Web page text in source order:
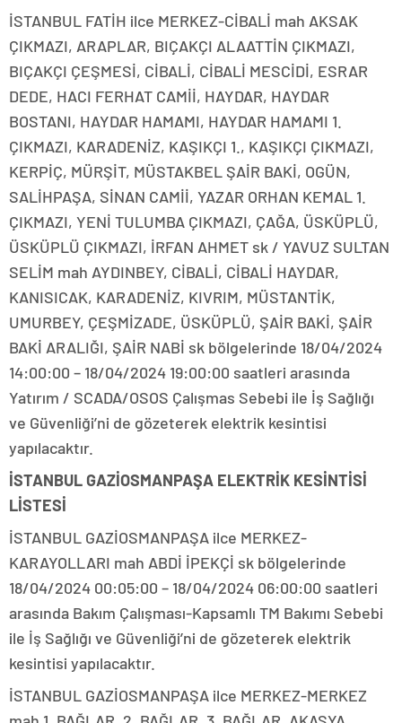
İSTANBUL FATİH ilce MERKEZ-CİBALİ mah AKSAK
ÇIKMAZI, ARAPLAR, BIÇAKÇI ALAATTİN ÇIKMAZI,
BIÇAKÇI ÇEŞMESİ, CİBALİ, CİBALİ MESCİDİ, ESRAR
DEDE, HACI FERHAT CAMİİ, HAYDAR, HAYDAR
BOSTANI, HAYDAR HAMAMI, HAYDAR HAMAMI 1.
ÇIKMAZI, KARADENİZ, KAŞIKÇI 1., KAŞIKÇI ÇIKMAZI,
KERPİÇ, MÜRŞİT, MÜSTAKBEL ŞAİR BAKİ, OGÜN,
SALİHPAŞA, SİNAN CAMİİ, YAZAR ORHAN KEMAL 1.
ÇIKMAZI, YENİ TULUMBA ÇIKMAZI, ÇAĞA, ÜSKÜPLÜ,
ÜSKÜPLÜ ÇIKMAZI, İRFAN AHMET sk / YAVUZ SULTAN
SELİM mah AYDINBEY, CİBALİ, CİBALİ HAYDAR,
KANISICAK, KARADENİZ, KIVRIM, MÜSTANTİK,
UMURBEY, ÇEŞMİZADE, ÜSKÜPLÜ, ŞAİR BAKİ, ŞAİR
BAKİ ARALIĞI, ŞAİR NABİ sk bölgelerinde 18/04/2024
14:00:00 – 18/04/2024 19:00:00 saatleri arasında
Yatırım / SCADA/OSOS Çalışmas Sebebi ile İş Sağlığı
ve Güvenliği’ni de gözeterek elektrik kesintisi
yapılacaktır.
İSTANBUL GAZİOSMANPAŞA ELEKTRİK KESİNTİSİ
LİSTESİ
İSTANBUL GAZİOSMANPAŞA ilce MERKEZ-
KARAYOLLARI mah ABDİ İPEKÇİ sk bölgelerinde
18/04/2024 00:05:00 – 18/04/2024 06:00:00 saatleri
arasında Bakım Çalışması-Kapsamlı TM Bakımı Sebebi
ile İş Sağlığı ve Güvenliği’ni de gözeterek elektrik
kesintisi yapılacaktır.
İSTANBUL GAZİOSMANPAŞA ilce MERKEZ-MERKEZ